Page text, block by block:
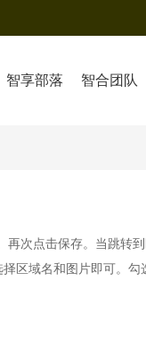
智享部落 智合团队
再次点击保存。当跳转
区域名和图片即可。勾